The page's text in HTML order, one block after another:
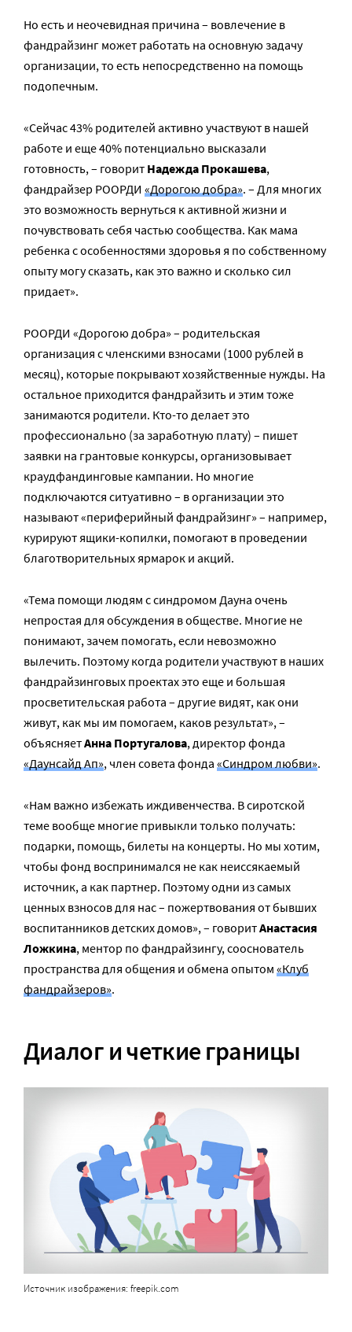
Но есть и неочевидная причина – вовлечение в
фандрайзинг может работать на основную задачу
организации, то есть непосредственно на помощь
подопечным.
«Сейчас 43% родителей активно участвуют в нашей
работе и еще 40% потенциально высказали
готовность, – говорит Надежда Прокашева,
фандрайзер РООРДИ «Дорогою добра». – Для многих
это возможность вернуться к активной жизни и
почувствовать себя частью сообщества. Как мама
ребенка с особенностями здоровья я по собственному
опыту могу сказать, как это важно и сколько сил
придает».
РООРДИ «Дорогою добра» – родительская
организация с членскими взносами (1000 рублей в
месяц), которые покрывают хозяйственные нужды. На
остальное приходится фандрайзить и этим тоже
занимаются родители. Кто-то делает это
профессионально (за заработную плату) – пишет
заявки на грантовые конкурсы, организовывает
краудфандинговые кампании. Но многие
подключаются ситуативно – в организации это
называют «периферийный фандрайзинг» – например,
курируют ящики-копилки, помогают в проведении
благотворительных ярмарок и акций.
«Тема помощи людям с синдромом Дауна очень
непростая для обсуждения в обществе. Многие не
понимают, зачем помогать, если невозможно
вылечить. Поэтому когда родители участвуют в наших
фандрайзинговых проектах это еще и большая
просветительская работа – другие видят, как они
живут, как мы им помогаем, каков результат», –
объясняетАнна Португалова, директор фонда
«Даунсайд Ап», член совета фонда «Синдром любви».
«Нам важно избежать иждивенчества. В сиротской
теме вообще многие привыкли только получать:
подарки, помощь, билеты на концерты. Но мы хотим,
чтобы фонд воспринимался не как неиссякаемый
источник, а как партнер. Поэтому одни из самых
ценных взносов для нас – пожертвования от бывших
воспитанников детских домов», – говоритАнастасия
Ложкина, ментор по фандрайзингу, сооснователь
пространства для общения и обмена опытом «Клуб
фандрайзеров».
Диалог и четкие границы
Источник изображения: freepik.com